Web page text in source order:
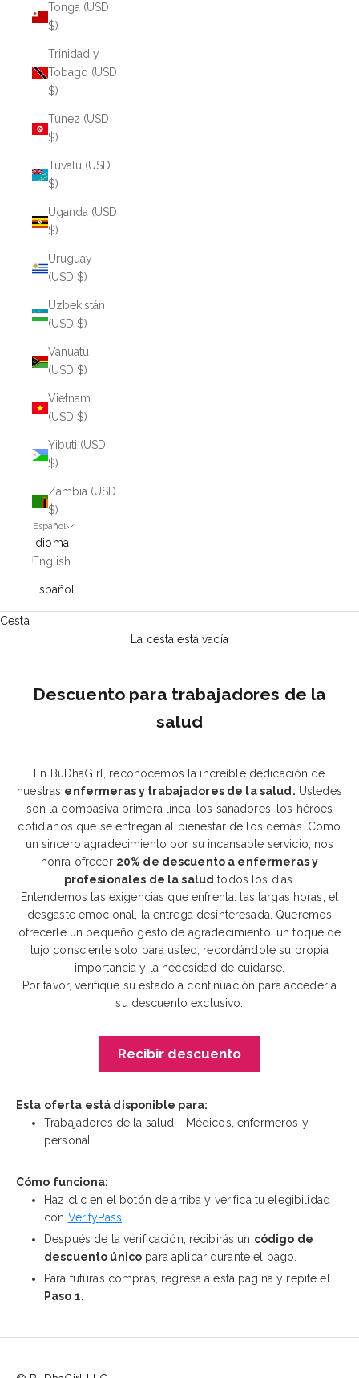
Tonga (USD
$)
Trinidad y
Tobago (USD
$)
Túnez (USD
$)
Tuvalu (USD
$)
Uganda (USD
$)
Uruguay
(USD $)
Uzbekistán
(USD $)
Vanuatu
(USD $)
Vietnam
(USD $)
Yibuti (USD
$)
Zambia (USD
$)
Español
Idioma
English
Español
Cesta
La cesta está vacía
Descuento para trabajadores de la
salud
En BuDhaGirl, reconocemos la increíble dedicación de
nuestras enfermeras y trabajadores de la salud. Ustedes
son la compasiva primera línea, los sanadores, los héroes
cotidianos que se entregan al bienestar de los demás. Como
un sincero agradecimiento por su incansable servicio, nos
honra ofrecer 20% de descuento a enfermeras y
profesionales de la salud todos los días.
Entendemos las exigencias que enfrenta: las largas horas, el
desgaste emocional, la entrega desinteresada. Queremos
ofrecerle un pequeño gesto de agradecimiento, un toque de
lujo consciente solo para usted, recordándole su propia
importancia y la necesidad de cuidarse.
Por favor, verifique su estado a continuación para acceder a
su descuento exclusivo.
Recibir descuento
Esta oferta está disponible para:
Trabajadores de la salud - Médicos, enfermeros y
personal
Cómo funciona:
Haz clic en el botón de arriba y verifica tu elegibilidad
con VerifyPass
Después de la verificación, recibirás un código de
descuento único para aplicar durante el pago.
Para futuras compras, regresa a esta página y repite el
Paso 1